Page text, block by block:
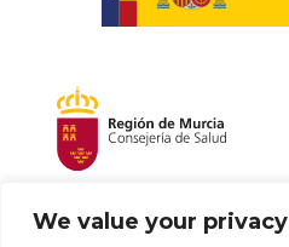
We value your privacy